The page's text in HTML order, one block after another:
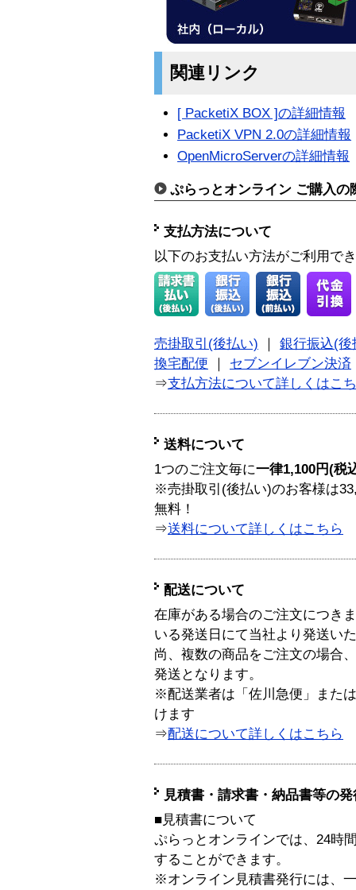
関連リンク
[ PacketiX BOX ]の詳細情報
PacketiX VPN 2.0の詳細情報
OpenMicroServerの詳細情報
ぷらっとオンライン ご購入の
支払方法について
以下のお支払い方法がご利用で
売掛取引(後払い) ｜ 銀行振込(後
換宅配便 ｜ セブンイレブン決済
⇒支払方法について詳しくはこ
送料について
1つのご注文毎に一律1,100円(税
※売掛取引(後払い)のお客様は
無料！
⇒送料について詳しくはこちら
配送について
在庫がある場合のご注文につき
いる発送日にて当社より発送い
尚、複数の商品をご注文の場合
発送となります。
※配送業者は「佐川急便」また
けます
⇒配送について詳しくはこちら
見積書・請求書・納品書等の
■見積書について
ぷらっとオンラインでは、24時
することができます。
※オンライン見積書発行には、